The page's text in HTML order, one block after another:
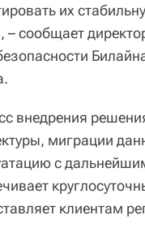
их
– сообщает
внедрения
миграции
с
клиентам